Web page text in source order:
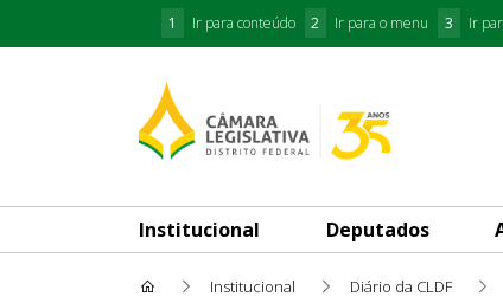
1 Ir para conteúdo 2 Ir para o menu 3 Ir
Institucional Deputados
Institucional Diário da CLDF